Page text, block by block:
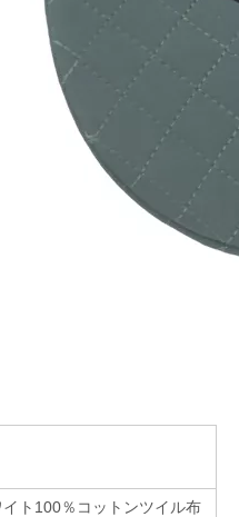
ト100％コットンツイル布